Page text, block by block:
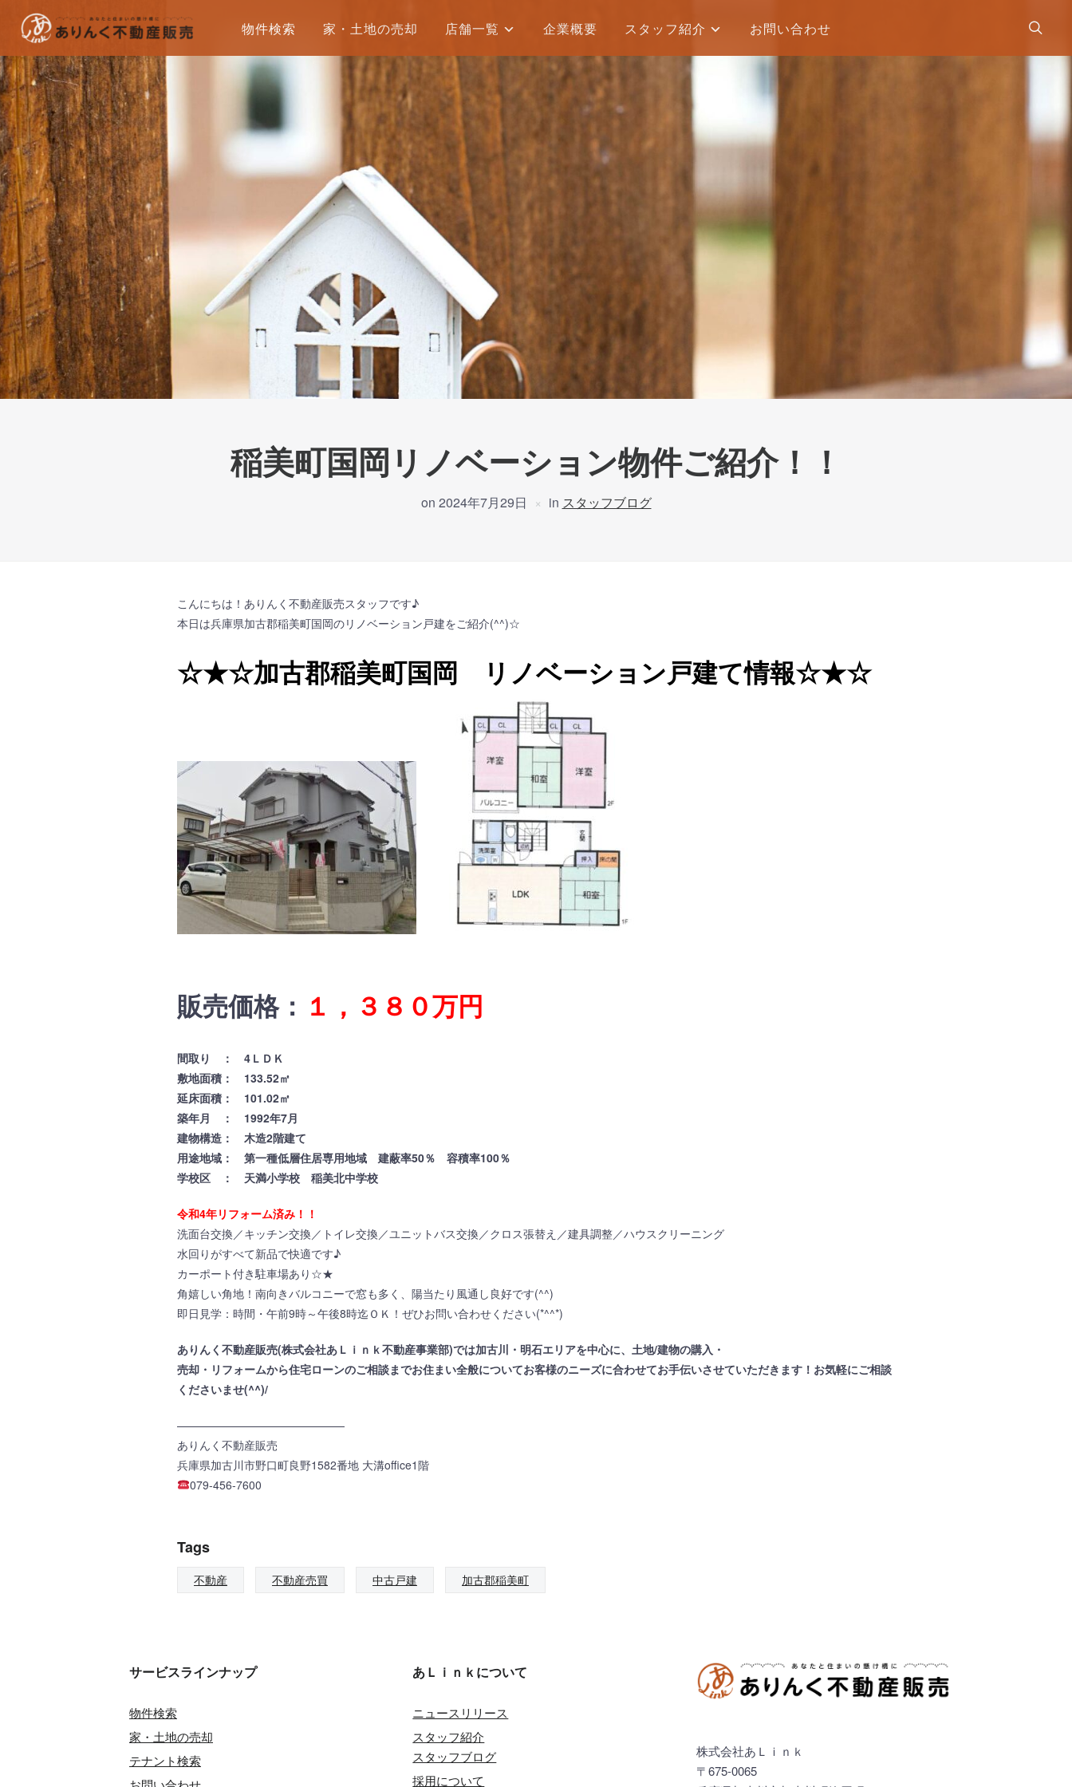
物件検索 家・土地の売却 店舗一覧 企業概要 スタッフ紹介 お問い合わせ
稲美町国岡リノベーション物件ご紹介！！
on 2024年7月29日 in スタッフブログ
こんにちは！ありんく不動産販売スタッフです♪
本日は兵庫県加古郡稲美町国岡のリノベーション戸建をご紹介(^^)☆
☆★☆加古郡稲美町国岡 リノベーション戸建て情報☆★☆
販売価格： １，３８０万円
間取り ： 4ＬＤＫ
敷地面積： 133.52㎡
延床面積： 101.02㎡
築年月 ： 1992年7月
建物構造： 木造2階建て
用途地域： 第一種低層住居専用地域 建蔽率50％ 容積率100％
学校区 ： 天満小学校 稲美北中学校
令和4年リフォーム済み！！
洗面台交換／キッチン交換／トイレ交換／ユニットバス交換／クロス張替え／建具調整／ハウスクリーニング
水回りがすべて新品で快適です♪
カーポート付き駐車場あり☆★
角嬉しい角地！南向きバルコニーで窓も多く、陽当たり風通し良好です(^^)
即日見学：時間・午前9時～午後8時迄ＯＫ！ぜひお問い合わせください(*^^*)
ありんく不動産販売(株式会社あＬｉｎｋ不動産事業部)では加古川・明石エリアを中心に、土地/建物の購入・
売却・リフォームから住宅ローンのご相談までお住まい全般についてお客様のニーズに合わせてお手伝いさせていただきます！お気軽にご相談
くださいませ(^^)/
———————————————
ありんく不動産販売
兵庫県加古川市野口町良野1582番地 大溝office1階
079-456-7600
Tags
不動産 不動産売買 中古戸建 加古郡稲美町
サービスラインナップ
物件検索
家・土地の売却
テナント検索
あＬｉｎｋについて
ニュースリリース
スタッフ紹介
スタッフブログ
採用について
株式会社あＬｉｎｋ
〒675-0065